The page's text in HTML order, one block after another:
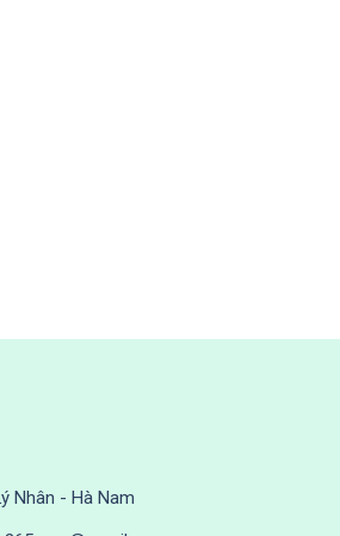
Nhân - Hà Nam